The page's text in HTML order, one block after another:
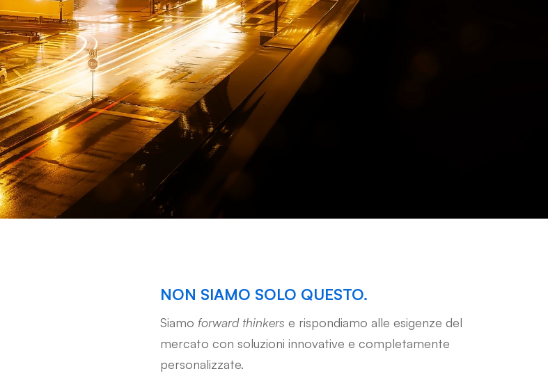
NON SIAMO SOLO QUESTO.
Siamo forward thinkers e rispondiamo alle esigenze del
mercato con soluzioni innovative e completamente
personalizzate.